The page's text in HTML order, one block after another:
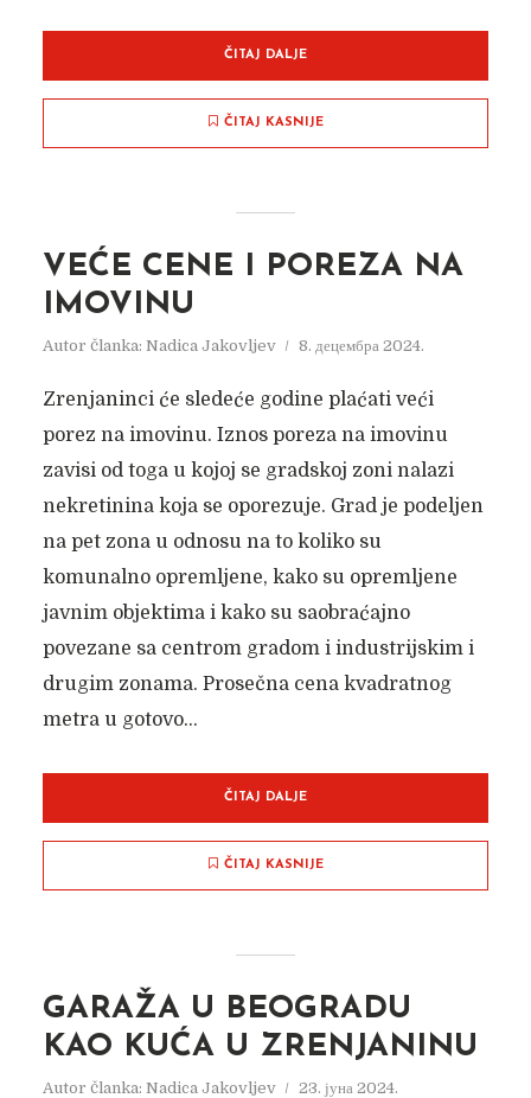
ČITAJ DALJE
ČITAJ KASNIJE
VEĆE CENE I POREZA NA
IMOVINU
Autor članka: Nadica Jakovljev 8. децембра 2024.
Zrenjaninci će sledeće godine plaćati veći
porez na imovinu. Iznos poreza na imovinu
zavisi od toga u kojoj se gradskoj zoni nalazi
nekretinina koja se oporezuje. Grad je podeljen
na pet zona u odnosu na to koliko su
komunalno opremljene, kako su opremljene
javnim objektima i kako su saobraćajno
povezane sa centrom gradom i industrijskim i
drugim zonama. Prosečna cena kvadratnog
metra u gotovo...
ČITAJ DALJE
ČITAJ KASNIJE
GARAŽA U BEOGRADU
KAO KUĆA U ZRENJANINU
Autor članka: Nadica Jakovljev 23. јуна 2024.